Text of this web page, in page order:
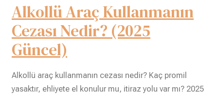
Alkollü Araç Kullanmanın
Cezası Nedir? (2025
Güncel)
Alkollü araç kullanmanın cezası nedir? Kaç promil
yasaktır, ehliyete el konulur mu, itiraz yolu var mı? 2025